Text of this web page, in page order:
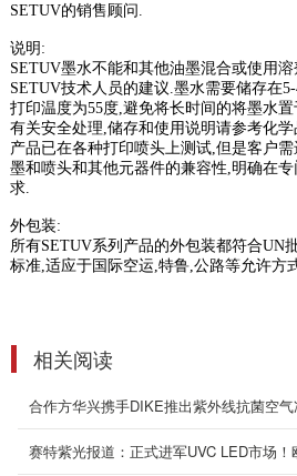
SETUV的销售顾问
说明 :
SETUV墨水不能和其他油墨混合或使用
SETUV技术人员的建议 墨水需要储存在
打印温度为55度, 避免将长时间的将墨水置
有关安全处理 储存和使用说明请参考化
产品已在各种打印喷头上测试, 但是客户
墨和喷头和其他元器件的兼容性 明确在
求.
外包装:
所有SETUV系列产品的外包装都符合UN
标准, 适应于国际空运 特鲁, 公路等允许方
相关阅读
合作方华兴携手DIKE推出紫外线抗菌空气
赛特紫光报道：正式进军UVC LED市场
及特点产品型号
1500*600*1300mm-...
2020-06-28
为适应不同尺寸的固
固化机， 变...
nm。其 7.23 eV 的能
的所有主要键...
2022-08-24